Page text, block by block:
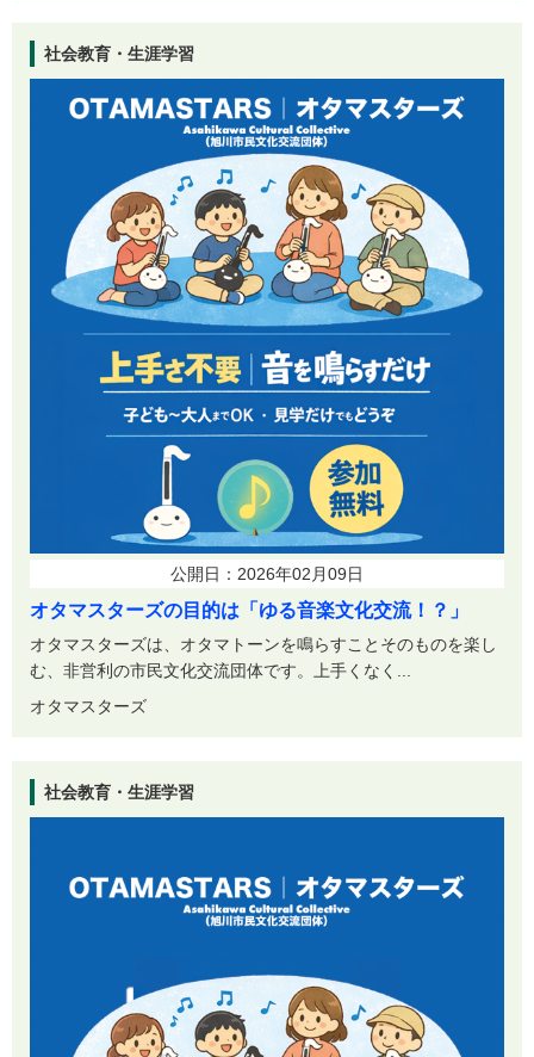
社会教育・生涯学習
公開日：2026年02月09日
オタマスターズの目的は「ゆる音楽文化交流！？」
オタマスターズは、オタマトーンを鳴らすことそのものを楽し
む、非営利の市民文化交流団体です。上手くなく...
オタマスターズ
社会教育・生涯学習